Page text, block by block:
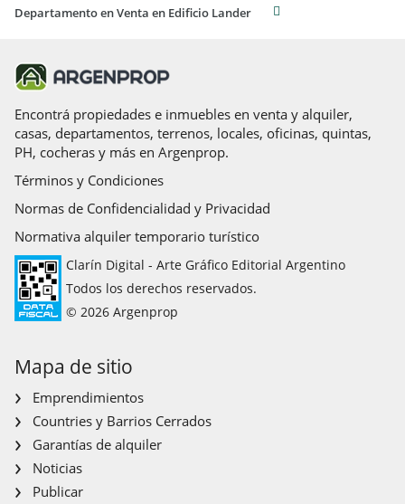
Departamento en Venta en Edificio Lander
Encontrá propiedades e inmuebles en venta y alquiler,
casas, departamentos, terrenos, locales, oficinas, quintas,
PH, cocheras y más en Argenprop.
Términos y Condiciones
Normas de Confidencialidad y Privacidad
Normativa alquiler temporario turístico
Clarín Digital - Arte Gráfico Editorial Argentino
Todos los derechos reservados.
© 2026 Argenprop
Mapa de sitio
Emprendimientos
Countries y Barrios Cerrados
Garantías de alquiler
Noticias
Publicar